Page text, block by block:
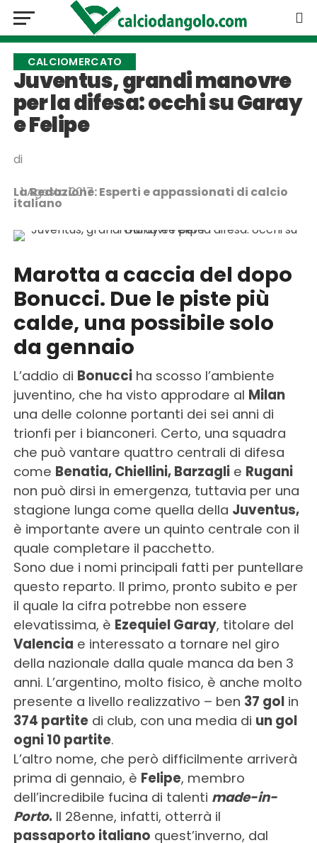
CALCIOMERCATO
Juventus, grandi manovre
per la difesa: occhi su Garay
e Felipe
di
La Redazione: Esperti e appassionati di calcio
italiano
1 Agosto 2017
Marotta a caccia del dopo
Bonucci. Due le piste più
calde, una possibile solo
da gennaio
L’addio di Bonucciha scosso l’ambiente
juventino, che ha visto approdare al Milan
una delle colonne portanti dei sei anni di
trionfi per i bianconeri. Certo, una squadra
che può vantare quattro centrali di difesa
come Benatia, Chiellini, Barzaglie Rugani
non può dirsi in emergenza, tuttavia per una
stagione lunga come quella della Juventus,
è importante avere un quinto centrale con il
quale completare il pacchetto.
Sono due i nomi principali fatti per puntellare
questo reparto. Il primo, pronto subito e per
il quale la cifra potrebbe non essere
elevatissima, è Ezequiel Garay, titolare del
Valencia e interessato a tornare nel giro
della nazionale dalla quale manca da ben 3
anni. L’argentino, molto fisico, è anche molto
presente a livello realizzativo – ben 37 golin
374 partitedi club, con una media di un gol
ogni 10 partite.
L’altro nome, che però difficilmente arriverà
prima di gennaio, è Felipe, membro
dell’incredibile fucina di talenti made-in-
Porto. Il 28enne, infatti, otterrà il
passaporto italiano quest’inverno, dal